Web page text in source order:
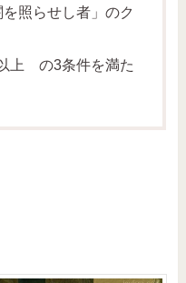
照らせし者」のク
上 の3条件を満た